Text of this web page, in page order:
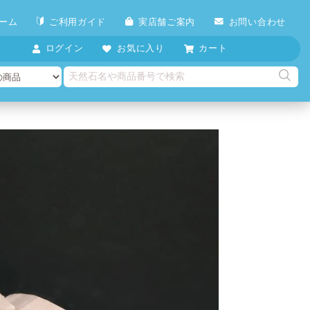
ム ご利用ガイド 実店舗ご案内 お問い合わせ
ログイン お気に入り カート